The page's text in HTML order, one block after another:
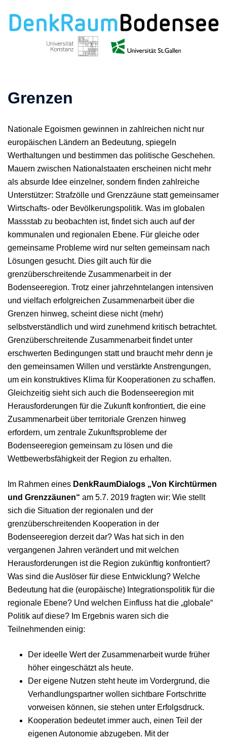
Inhalt
springen
Grenzen
Nationale Egoismen gewinnen in zahlreichen nicht nur
europäischen Ländern an Bedeutung, spiegeln
Werthaltungen und bestimmen das politische Geschehen.
Mauern zwischen Nationalstaaten erscheinen nicht mehr
als absurde Idee einzelner, sondern finden zahlreiche
Unterstützer: Strafzölle und Grenzzäune statt gemeinsamer
Wirtschafts- oder Bevölkerungspolitik. Was im globalen
Massstab zu beobachten ist, findet sich auch auf der
kommunalen und regionalen Ebene. Für gleiche oder
gemeinsame Probleme wird nur selten gemeinsam nach
Lösungen gesucht. Dies gilt auch für die
grenzüberschreitende Zusammenarbeit in der
Bodenseeregion. Trotz einer jahrzehntelangen intensiven
und vielfach erfolgreichen Zusammenarbeit über die
Grenzen hinweg, scheint diese nicht (mehr)
selbstverständlich und wird zunehmend kritisch betrachtet.
Grenzüberschreitende Zusammenarbeit findet unter
erschwerten Bedingungen statt und braucht mehr denn je
den gemeinsamen Willen und verstärkte Anstrengungen,
um ein konstruktives Klima für Kooperationen zu schaffen.
Gleichzeitig sieht sich auch die Bodenseeregion mit
Herausforderungen für die Zukunft konfrontiert, die eine
Zusammenarbeit über territoriale Grenzen hinweg
erfordern, um zentrale Zukunftsprobleme der
Bodenseeregion gemeinsam zu lösen und die
Wettbewerbsfähigkeit der Region zu erhalten.
Im Rahmen eines DenkRaumDialogs „Von Kirchtürmen
und Grenzzäunen“ am 5.7. 2019 fragten wir: Wie stellt
sich die Situation der regionalen und der
grenzüberschreitenden Kooperation in der
Bodenseeregion derzeit dar? Was hat sich in den
vergangenen Jahren verändert und mit welchen
Herausforderungen ist die Region zukünftig konfrontiert?
Was sind die Auslöser für diese Entwicklung? Welche
Bedeutung hat die (europäische) Integrationspolitik für die
regionale Ebene? Und welchen Einfluss hat die „globale“
Politik auf diese? Im Ergebnis waren sich die
Teilnehmenden einig:
Der ideelle Wert der Zusammenarbeit wurde früher
höher eingeschätzt als heute.
Der eigene Nutzen steht heute im Vordergrund, die
Verhandlungspartner wollen sichtbare Fortschritte
vorweisen können, sie stehen unter Erfolgsdruck.
Kooperation bedeutet immer auch, einen Teil der
eigenen Autonomie abzugeben. Mit der